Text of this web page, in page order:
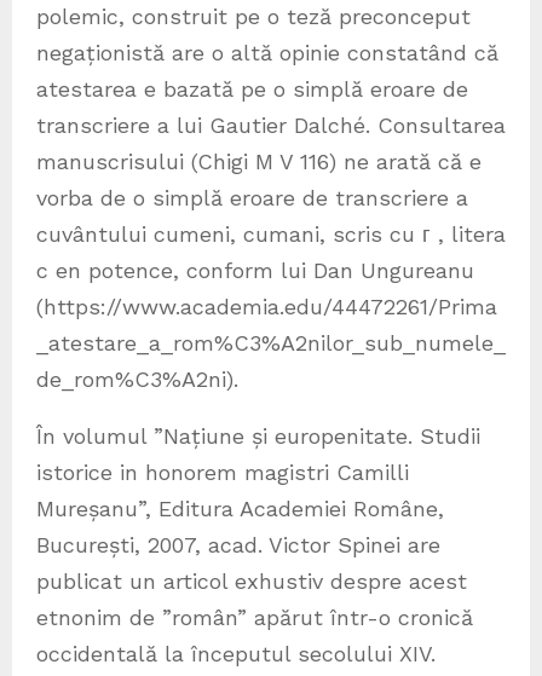
polemic, construit pe o teză preconceput
negaționistă are o altă opinie constatând că
atestarea e bazată pe o simplă eroare de
transcriere a lui Gautier Dalché. Consultarea
manuscrisului (Chigi M V 116) ne arată că e
vorba de o simplă eroare de transcriere a
cuvântului cumeni, cumani, scris cu г , litera
c en potence, conform lui Dan Ungureanu
(https://www.academia.edu/44472261/Prima
_atestare_a_rom%C3%A2nilor_sub_numele_
de_rom%C3%A2ni).
În volumul ”Națiune și europenitate. Studii
istorice in honorem magistri Camilli
Mureșanu”, Editura Academiei Române,
București, 2007, acad. Victor Spinei are
publicat un articol exhustiv despre acest
etnonim de ”român” apărut într-o cronică
occidentală la începutul secolului XIV.